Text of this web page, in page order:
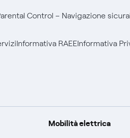
Control – Navigazione sicura
Informativa RAEEInformativa
Mobilità elettrica